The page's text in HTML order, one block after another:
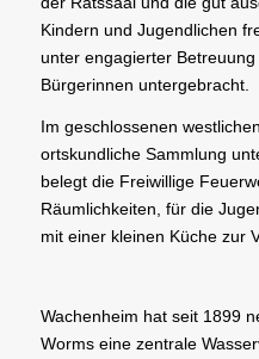
Kindern und Jugendlichen
unter engagierter
Bürgerinnen untergebracht.
Im geschlossenen
ortskundliche Sammlung
belegt die Freiwillige
Räumlichkeiten, für die
mit einer kleinen Küche zur
Wachenheim hat seit 1899
Worms eine zentrale